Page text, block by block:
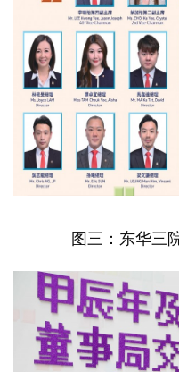
图三：东华三